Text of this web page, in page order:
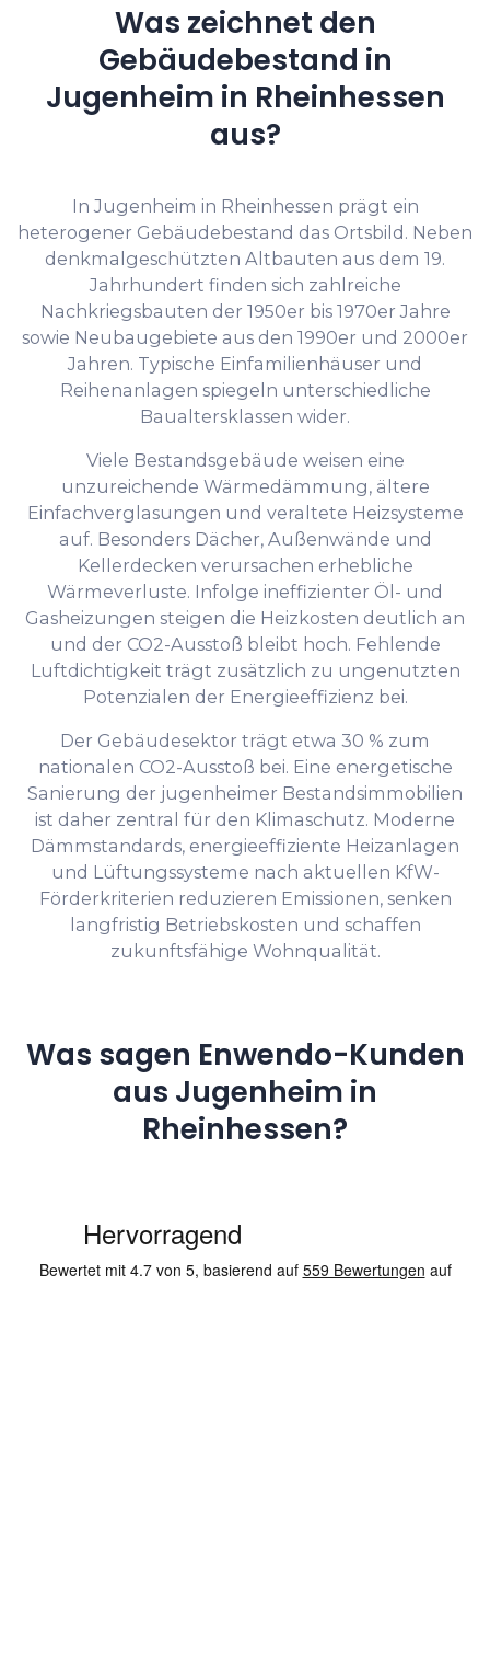
Was zeichnet den
Gebäudebestand in
Jugenheim in Rheinhessen
aus?
In Jugenheim in Rheinhessen prägt ein
heterogener Gebäudebestand das Ortsbild. Neben
denkmalgeschützten Altbauten aus dem 19.
Jahrhundert finden sich zahlreiche
Nachkriegsbauten der 1950er bis 1970er Jahre
sowie Neubaugebiete aus den 1990er und 2000er
Jahren. Typische Einfamilienhäuser und
Reihenanlagen spiegeln unterschiedliche
Baualtersklassen wider.
Viele Bestandsgebäude weisen eine
unzureichende Wärmedämmung, ältere
Einfachverglasungen und veraltete Heizsysteme
auf. Besonders Dächer, Außenwände und
Kellerdecken verursachen erhebliche
Wärmeverluste. Infolge ineffizienter Öl- und
Gasheizungen steigen die Heizkosten deutlich an
und der CO2-Ausstoß bleibt hoch. Fehlende
Luftdichtigkeit trägt zusätzlich zu ungenutzten
Potenzialen der Energieeffizienz bei.
Der Gebäudesektor trägt etwa 30 % zum
nationalen CO2-Ausstoß bei. Eine energetische
Sanierung der jugenheimer Bestandsimmobilien
ist daher zentral für den Klimaschutz. Moderne
Dämmstandards, energieeffiziente Heizanlagen
und Lüftungssysteme nach aktuellen KfW-
Förderkriterien reduzieren Emissionen, senken
langfristig Betriebskosten und schaffen
zukunftsfähige Wohnqualität.
Was sagen Enwendo-Kunden
aus Jugenheim in
Rheinhessen?